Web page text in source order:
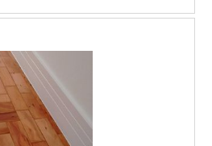
conhecido como tinta
atritos e dilatações. Possui
de cores e acabamentos,
DADOS
a partir de 8 horas; - Isento